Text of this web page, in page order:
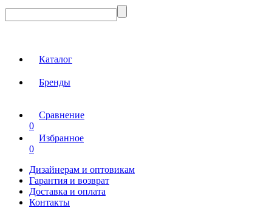
Каталог
Бренды
Сравнение
0
Избранное
0
Дизайнерам и оптовикам
Гарантия и возврат
Доставка и оплата
Контакты